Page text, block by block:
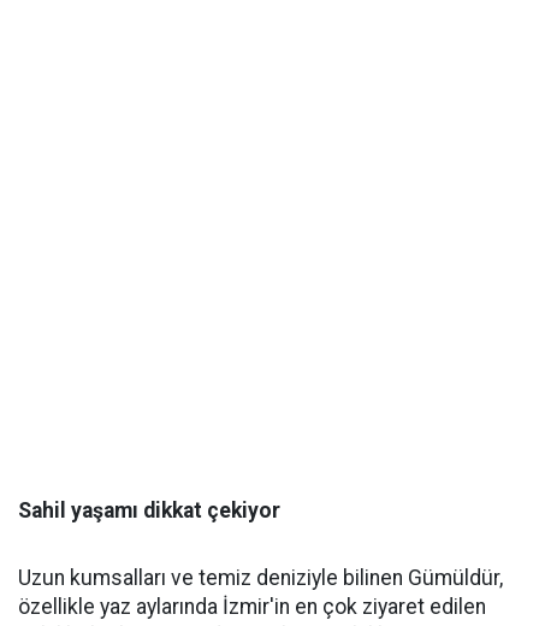
Sahil yaşamı dikkat çekiyor
Uzun kumsalları ve temiz deniziyle bilinen Gümüldür,
özellikle yaz aylarında İzmir'in en çok ziyaret edilen